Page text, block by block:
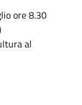
ore 8.30
al